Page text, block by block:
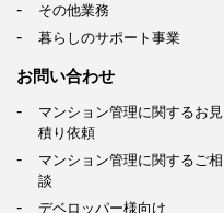
その他業務
暮らしのサポート事業
お問い合わせ
マンション管理に関するお見
積り依頼
マンション管理に関するご相
談
デベロッパー様向け